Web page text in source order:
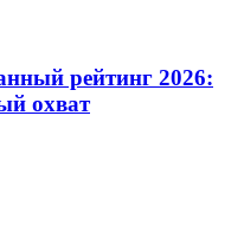
рейтинг 2026:
охват